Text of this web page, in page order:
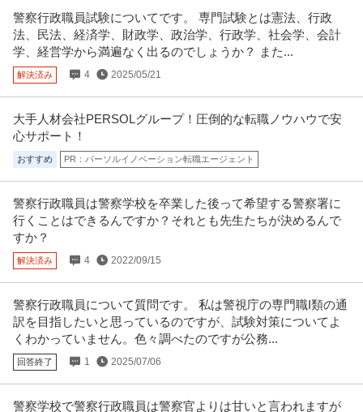
警察行政職員試験についてです。 専門試験とは憲法、行政
法、民法、経済学、財政学、政治学、行政学、社会学、会計
学、経営学から満遍なく出るのでしょうか？ また...
解決済み 4 2025/05/21
大手人材会社PERSOLグループ！圧倒的な転職ノウハウで安
心サポート！
おすすめ PR：パーソルイノベーション転職エージェント
警察行政職員は警察学校を卒業した後って希望する警察署に
行くことはできるんですか？それとも先生たちが決めるんで
すか？
解決済み 4 2022/09/15
警察行政職員について質問です。 私は警視庁の専門職I類の通
訳を目指したいと思っているのですが、試験対策についてよ
くわかっていません。色々調べたのですが公務...
回答終了 1 2025/07/06
警察学校で警察行政職員は警察官よりは甘いと言われますが